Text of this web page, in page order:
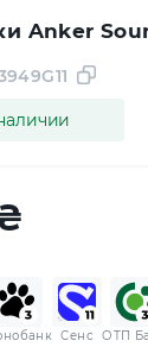
Anker
Сенс ОТП